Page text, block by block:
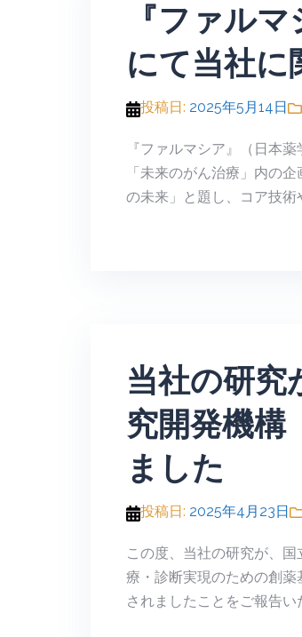
『ファル
にて当社に
投稿日: 2025年5月14日
『ファルマシア』（日本
「未来のがん治療」内の
の未来」と題し、コア技術
当社の研究
究開発機構
ました
投稿日: 2025年4月23日
この度、当社の研究が、
療・診断実現のための創
されましたことをご報告い